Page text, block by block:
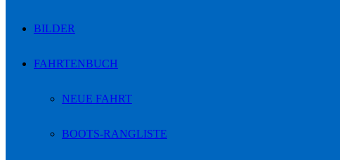
BILDER
FAHRTENBUCH
NEUE FAHRT
BOOTS-RANGLISTE